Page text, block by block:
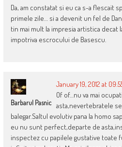
Da, am constatat si eu ca s-a flescait
primele zile… si a devenit un fel de
tin mai mult la impresia artistica decat
impotriva escrocului de Basescu.
Barbarul Pasnic
January 19, 2012 at
Of of…nu va mai
asta,nevertebratele
balegar.Saltul evolutiv pana la homo
eu nu sunt perfect,departe de
inspectez cu papilele gustative toate